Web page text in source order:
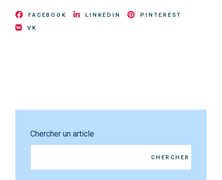
FACEBOOK LINKEDIN
PINTEREST
VK
Chercher un article
CHERCHER